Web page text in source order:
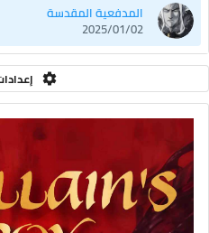
المدفعية المقدسة
2025/01/02